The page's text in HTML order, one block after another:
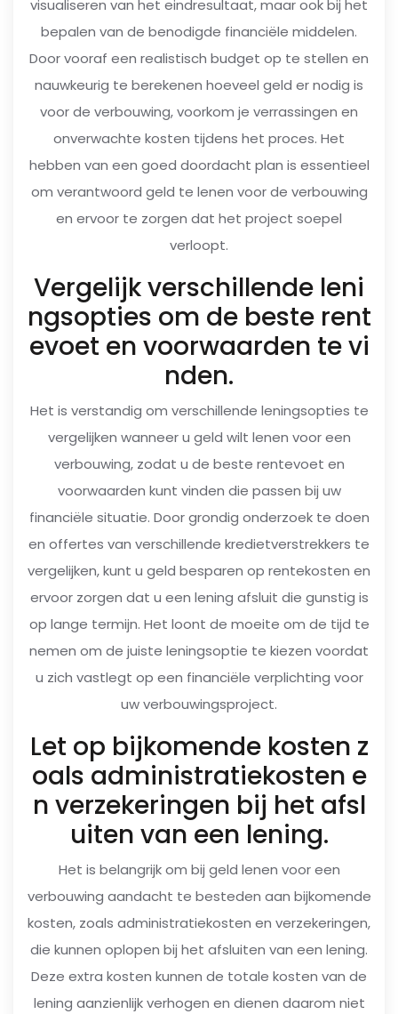
visualiseren van het eindresultaat, maar ook bij het
bepalen van de benodigde financiële middelen.
Door vooraf een realistisch budget op te stellen en
nauwkeurig te berekenen hoeveel geld er nodig is
voor de verbouwing, voorkom je verrassingen en
onverwachte kosten tijdens het proces. Het
hebben van een goed doordacht plan is essentieel
om verantwoord geld te lenen voor de verbouwing
en ervoor te zorgen dat het project soepel
verloopt.
Vergelijk verschillende leni
ngsopties om de beste rent
evoet en voorwaarden te vi
nden.
Het is verstandig om verschillende leningsopties te
vergelijken wanneer u geld wilt lenen voor een
verbouwing, zodat u de beste rentevoet en
voorwaarden kunt vinden die passen bij uw
financiële situatie. Door grondig onderzoek te doen
en offertes van verschillende kredietverstrekkers te
vergelijken, kunt u geld besparen op rentekosten en
ervoor zorgen dat u een lening afsluit die gunstig is
op lange termijn. Het loont de moeite om de tijd te
nemen om de juiste leningsoptie te kiezen voordat
u zich vastlegt op een financiële verplichting voor
uw verbouwingsproject.
Let op bijkomende kosten z
oals administratiekosten e
n verzekeringen bij het afsl
uiten van een lening.
Het is belangrijk om bij geld lenen voor een
verbouwing aandacht te besteden aan bijkomende
kosten, zoals administratiekosten en verzekeringen,
die kunnen oplopen bij het afsluiten van een lening.
Deze extra kosten kunnen de totale kosten van de
lening aanzienlijk verhogen en dienen daarom niet